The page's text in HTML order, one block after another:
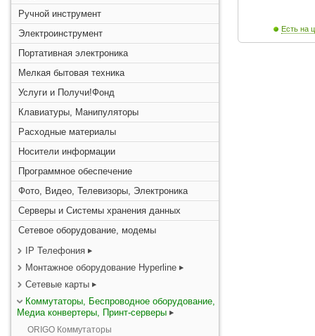
Ручной инструмент
Электроинструмент
Портативная электроника
Мелкая бытовая техника
Услуги и Получи!Фонд
Клавиатуры, Манипуляторы
Расходные материалы
Носители информации
Программное обеспечение
Фото, Видео, Телевизоры, Электроника
Серверы и Системы хранения данных
Сетевое оборудование, модемы
IP Телефония
Монтажное оборудование Hyperline
Сетевые карты
Коммутаторы, Беспроводное оборудование,
Медиа конвертеры, Принт-серверы
ORIGO Коммутаторы
Есть на